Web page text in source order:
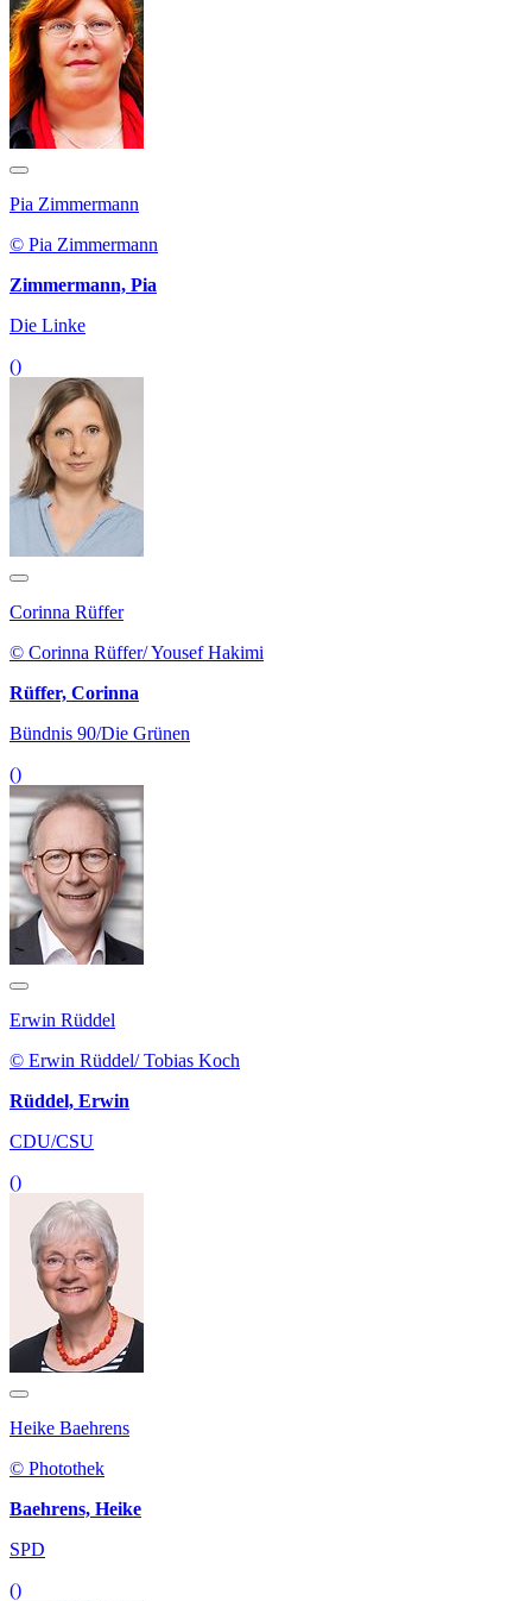
Pia Zimmermann
© Pia Zimmermann
Zimmermann, Pia
Die Linke
()
Corinna Rüffer
© Corinna Rüffer/ Yousef Hakimi
Rüffer, Corinna
Bündnis 90/Die Grünen
()
Erwin Rüddel
© Erwin Rüddel/ Tobias Koch
Rüddel, Erwin
CDU/CSU
()
Heike Baehrens
© Photothek
Baehrens, Heike
SPD
()